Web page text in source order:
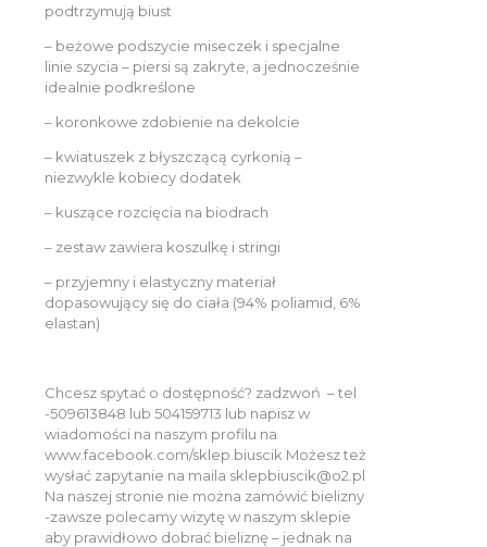
podtrzymują biust
– beżowe podszycie miseczek i specjalne
linie szycia – piersi są zakryte, a jednocześnie
idealnie podkreślone
– koronkowe zdobienie na dekolcie
– kwiatuszek z błyszczącą cyrkonią –
niezwykle kobiecy dodatek
– kuszące rozcięcia na biodrach
– zestaw zawiera koszulkę i stringi
– przyjemny i elastyczny materiał
dopasowujący się do ciała (94% poliamid, 6%
elastan)
Chcesz spytać o dostępność? zadzwoń – tel
-509613848 lub 504159713 lub napisz w
wiadomości na naszym profilu na
www.facebook.com/sklep.biuscik Możesz też
wysłać zapytanie na maila sklepbiuscik@o2.pl
Na naszej stronie nie można zamówić bielizny
-zawsze polecamy wizytę w naszym sklepie
aby prawidłowo dobrać bieliznę – jednak na